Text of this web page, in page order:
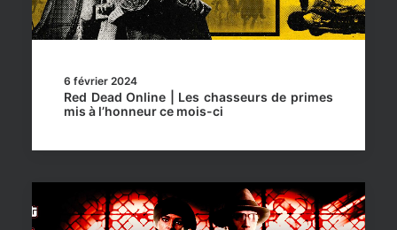
6 février 2024
Red Dead Online | Les chasseurs de primes
mis à l’honneur ce mois-ci